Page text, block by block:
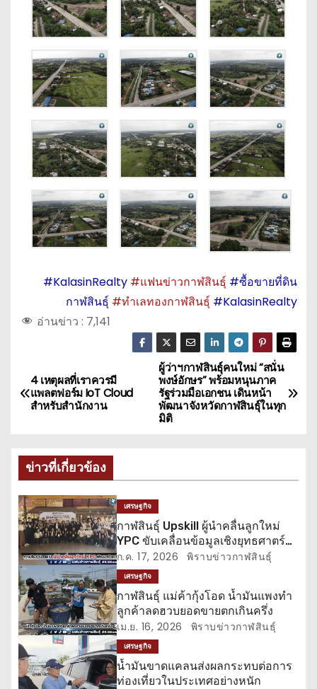
#KalasinRealty #แฟนข่าวกาฬสินธุ์ #ซื้อขายที่ดิน
กาฬสินธุ์ #ทำเลทองกาฬสินธุ์ #KalasinRealty
อ่านข่าว : 7,141
แ
น
แ
น
ว
เ
รื่
อ
ง
ผู้ว่าฯกาฬสินธุ์คนใหม่ “สนั่น
พงษ์อักษร” พร้อมหนุนภาค
รัฐร่วมมือเอกชน เดินหน้า
พัฒนาจังหวัดกาฬสินธุ์ในทุก
มิติ
4 เหตุผลที่เราควรมี
แพลตฟอร์ม IoT Cloud
สำหรับสำนักงาน
ข่าวที่เกี่ยวข้อง
เศรษฐกิจ
กาฬสินธุ์ Upskill ผู้นำคลื่นลูกใหม่
YPC ขับเคลื่อนข้อมูลเชิงยุทธศาตร์
พัฒนาจังหวัดให้รอบด้านทุกมิติ
ก.ค. 17, 2026 พิราบข่าวกาฬสินธุ์
เศรษฐกิจ
กาฬสินธุ์ แม่ค้ากุ้งโอด น้ำมันแพงทำ
ลูกค้าลดฮวบยอดขายตกเกินครึ่ง
เม.ย. 16, 2026 พิราบข่าวกาฬสินธุ์
เศรษฐกิจ
น้ำมันขาดแคลนส่งผลกระทบต่อการ
ท่องเที่ยวในประเทศอย่างหนัก